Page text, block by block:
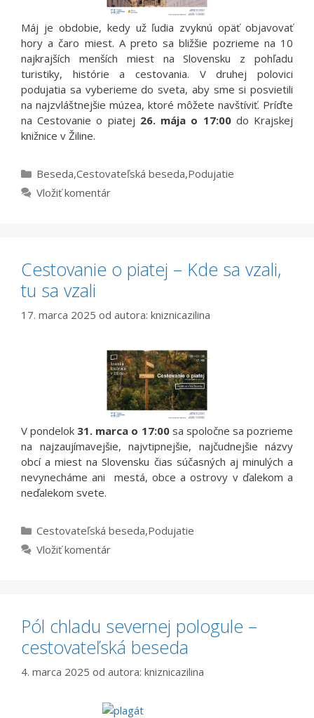
Máj je obdobie, kedy už ľudia zvyknú opäť objavovať
hory a čaro miest. A preto sa bližšie pozrieme na 10
najkrajších menších miest na Slovensku z pohľadu
turistiky, histórie a cestovania. V druhej polovici
podujatia sa vyberieme do sveta, aby sme si posvietili
na najzvláštnejšie múzea, ktoré môžete navštíviť. Príďte
na Cestovanie o piatej 26. mája o 17:00do Krajskej
knižnice v Žiline.
Kategórie
Beseda,Cestovateľská beseda,Podujatie
Vložiť komentár
Cestovanie o piatej – Kde sa vzali,
tu sa vzali
17. marca 2025 od autora: kniznicazilina
V pondelok 31. marca o 17:00 sa spoločne sa pozrieme
na najzaujímavejšie, najvtipnejšie, najčudnejšie názvy
obcí a miest na Slovensku čias súčasných aj minulých a
nevynecháme ani mestá, obce a ostrovy v ďalekom a
neďalekom svete.
Kategórie
Cestovateľská beseda,Podujatie
Vložiť komentár
Pól chladu severnej pologule –
cestovateľská beseda
4. marca 2025 od autora: kniznicazilina